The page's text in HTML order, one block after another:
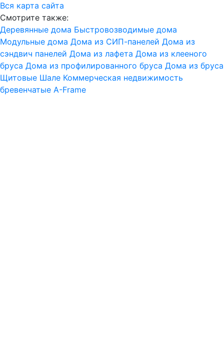
Вся карта сайта
Смотрите также:
Деревянные дома Быстровозводимые дома
Модульные дома Дома из СИП-панелей Дома из
сэндвич панелей Дома из лафета Дома из клееного
бруса Дома из профилированного бруса Дома из бруса
Щитовые Шале Коммерческая недвижимость
бревенчатые A-Frame